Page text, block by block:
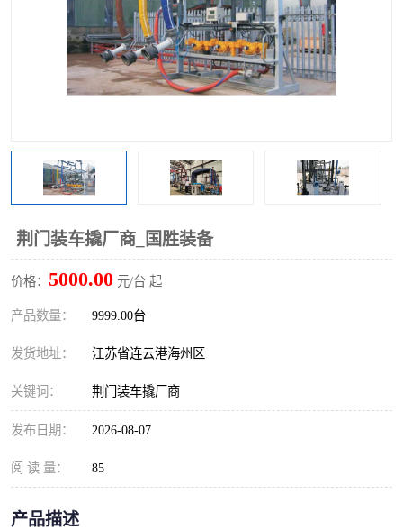
荆门装车撬厂商_国胜装备
价格： 5000.00 元/台 起
产品数量： 9999.00台
发货地址： 江苏省连云港海州区
关键词： 荆门装车撬厂商
发布日期： 2026-08-07
阅 读 量： 85
产品描述